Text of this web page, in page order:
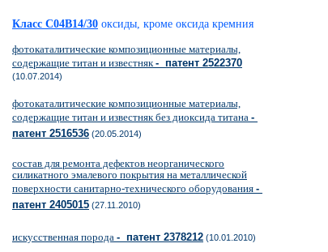
Класс C04B14/30 оксиды, кроме оксида кремния
фотокаталитические композиционные материалы,
содержащие титан и известняк- патент 2522370
(10.07.2014)
фотокаталитические композиционные материалы,
содержащие титан и известняк без диоксида титана -
патент 2516536 (20.05.2014)
состав для ремонта дефектов неорганического
силикатного эмалевого покрытия на металлической
поверхности санитарно-технического оборудования -
патент 2405015 (27.11.2010)
искусственная порода - патент 2378212 (10.01.2010)